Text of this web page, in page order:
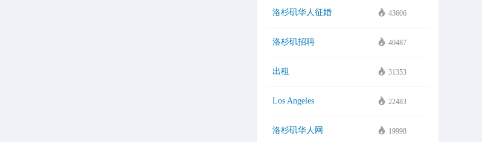
洛杉矶华人征婚 43606
洛杉矶招聘 40487
出租 31353
Los Angeles 22483
洛杉矶华人网 19998